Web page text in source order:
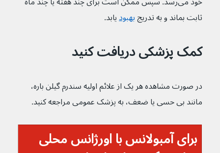
ثابت بماند و به تدریج بهبود یابد.
کمک پزشکی دریافت کنید
در صورت مشاهده هر یک از علائم اولیه سندرم گیلن باره،
مانند بی حسی یا ضعف، به پزشک عمومی مراجعه کنید.
برای آمبولانس با اورژانس محلی